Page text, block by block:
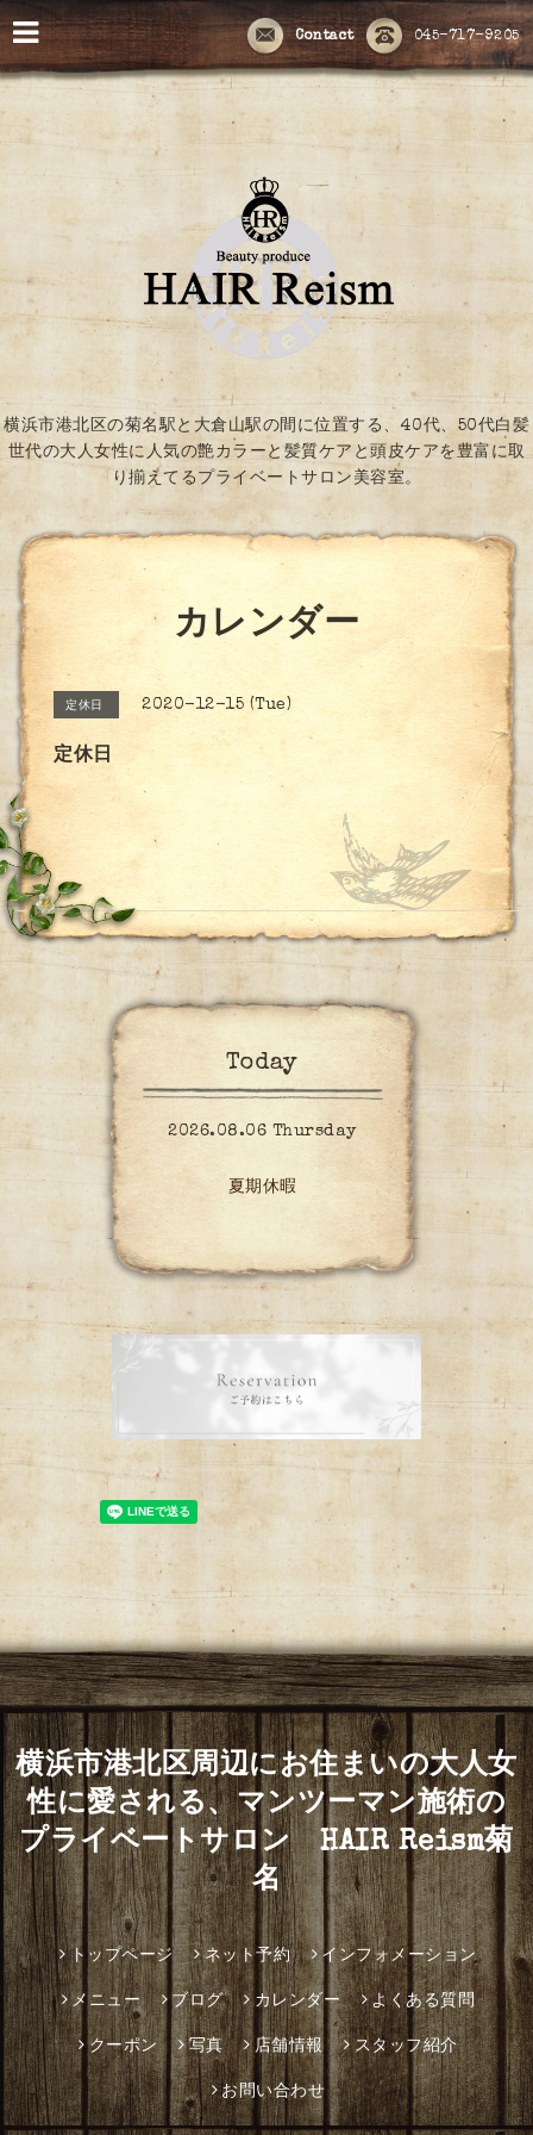
045-717-9205
Contact
横浜市港北区の菊名駅と大倉山駅の間に位置する、40代、50代白髪
世代の大人女性に人気の艶カラーと髪質ケアと頭皮ケアを豊富に取
り揃えてるプライベートサロン美容室。
カレンダー
定休日 2020-12-15 (Tue)
定休日
Today
2026.08.06 Thursday
夏期休暇
横浜市港北区周辺にお住まいの大人女
性に愛される、マンツーマン施術の
プライベートサロン HAIR Reism菊
名
トップページ ネット予約 インフォメーション
メニュー ブログ カレンダー よくある質問
クーポン 写真 店舗情報 スタッフ紹介
お問い合わせ